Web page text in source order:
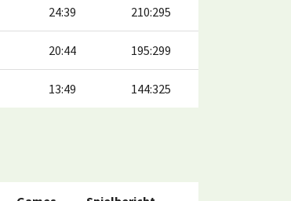
24:39 210:295
20:44 195:299
13:49 144:325